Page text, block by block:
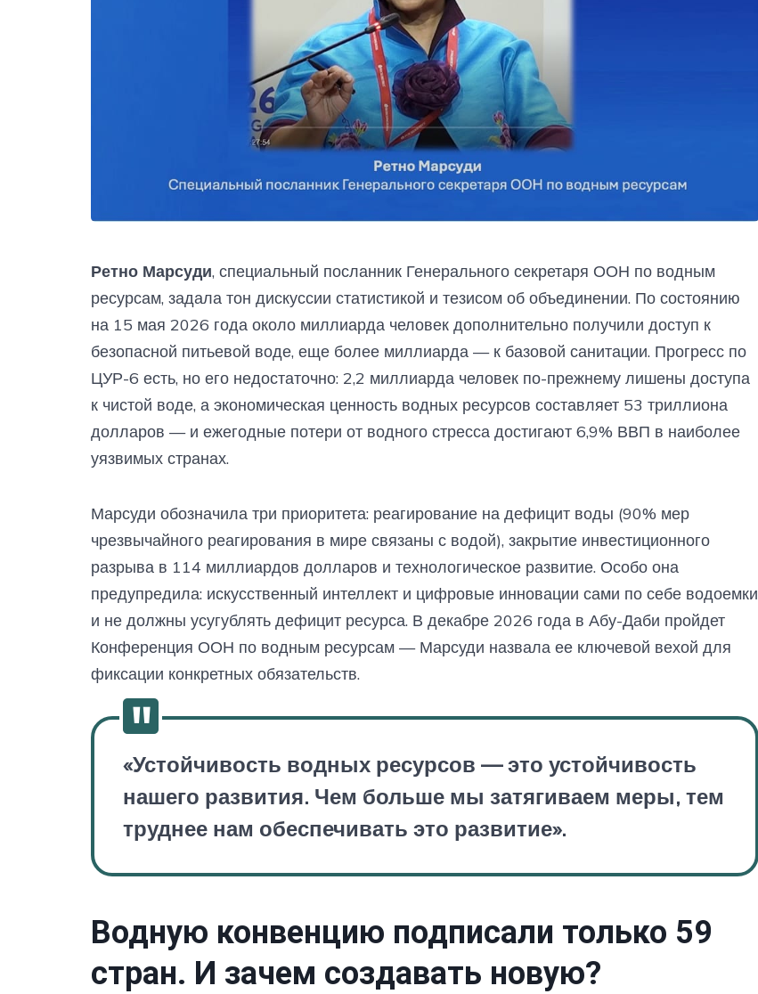
Ретно Марсуди, специальный посланник Генерального секретаря ООН по водным
ресурсам, задала тон дискуссии статистикой и тезисом об объединении. По состоянию
на 15 мая 2026 года около миллиарда человек дополнительно получили доступ к
безопасной питьевой воде, еще более миллиарда — к базовой санитации. Прогресс по
ЦУР-6 есть, но его недостаточно: 2,2 миллиарда человек по-прежнему лишены доступа
к чистой воде, а экономическая ценность водных ресурсов составляет 53 триллиона
долларов — и ежегодные потери от водного стресса достигают 6,9% ВВП в наиболее
уязвимых странах.
Марсуди обозначила три приоритета: реагирование на дефицит воды (90% мер
чрезвычайного реагирования в мире связаны с водой), закрытие инвестиционного
разрыва в 114 миллиардов долларов и технологическое развитие. Особо она
предупредила: искусственный интеллект и цифровые инновации сами по себе водоемки
и не должны усугублять дефицит ресурса. В декабре 2026 года в Абу-Даби пройдет
Конференция ООН по водным ресурсам — Марсуди назвала ее ключевой вехой для
фиксации конкретных обязательств.
«Устойчивость водных ресурсов — это устойчивость
нашего развития. Чем больше мы затягиваем меры, тем
труднее нам обеспечивать это развитие».
Водную конвенцию подписали только 59
стран. И зачем создавать новую?